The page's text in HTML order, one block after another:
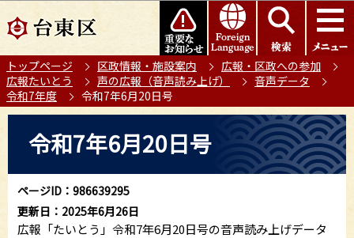
の
ー
ジ
の
このページの本文へ移動
トップページ 区政情報・施設案内
広報・区政への参加
広報たいとう
声の広報（音声読み上げ）
音声データ
令和7年度
令和7年6月20日号
か
ら
令和7年6月20日号
ページID：986639295
更新日：2025年6月26日
広報「たいとう」令和7年6月20日号の音声読み上げデータ